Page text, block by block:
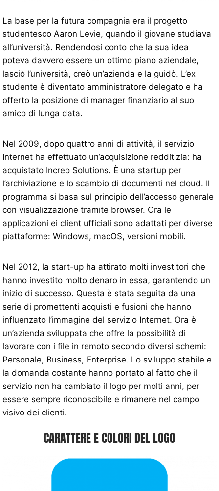
La base per la futura compagnia era il progetto
studentesco Aaron Levie, quando il giovane studiava
all’università. Rendendosi conto che la sua idea
poteva davvero essere un ottimo piano aziendale,
lasciò l’università, creò un’azienda e la guidò. L’ex
studente è diventato amministratore delegato e ha
offerto la posizione di manager finanziario al suo
amico di lunga data.
Nel 2009, dopo quattro anni di attività, il servizio
Internet ha effettuato un’acquisizione redditizia: ha
acquistato Increo Solutions. È una startup per
l’archiviazione e lo scambio di documenti nel cloud. Il
programma si basa sul principio dell’accesso generale
con visualizzazione tramite browser. Ora le
applicazioni ei client ufficiali sono adattati per diverse
piattaforme: Windows, macOS, versioni mobili.
Nel 2012, la start-up ha attirato molti investitori che
hanno investito molto denaro in essa, garantendo un
inizio di successo. Questa è stata seguita da una
serie di promettenti acquisti e fusioni che hanno
influenzato l’immagine del servizio Internet. Ora è
un’azienda sviluppata che offre la possibilità di
lavorare con i file in remoto secondo diversi schemi:
Personale, Business, Enterprise. Lo sviluppo stabile e
la domanda costante hanno portato al fatto che il
servizio non ha cambiato il logo per molti anni, per
essere sempre riconoscibile e rimanere nel campo
visivo dei clienti.
CARATTERE E COLORI DEL LOGO